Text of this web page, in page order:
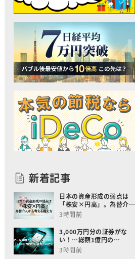
新着記事
日本の資産形成の弱点は
「株安×円高」。為替介…
3時間前
3,000万円分の証券がな
い！…総額1億円の…
3時間前